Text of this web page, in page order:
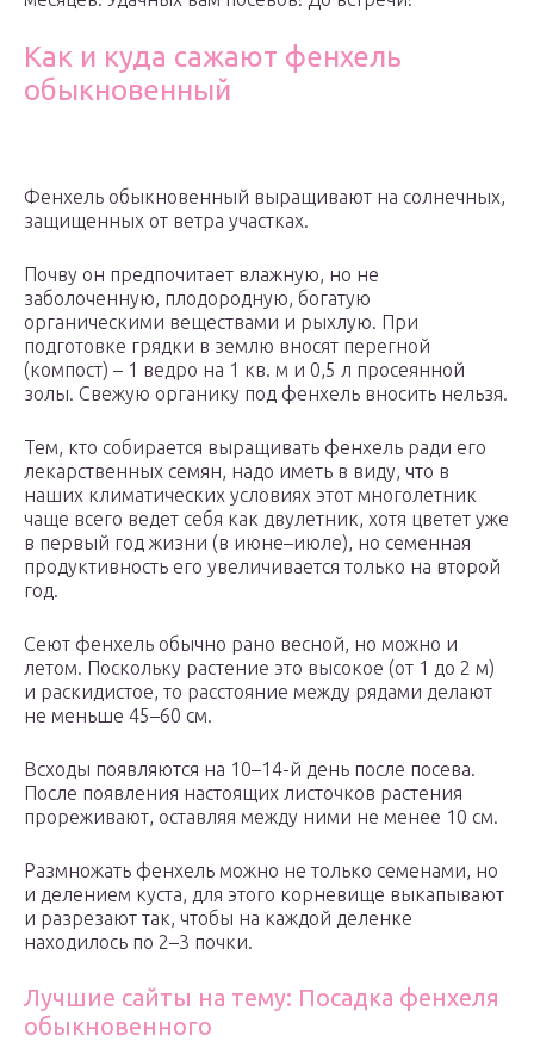
Как и куда сажают фенхель
обыкновенный
Фенхель обыкновенный выращивают на солнечных,
защищенных от ветра участках.
Почву он предпочитает влажную, но не
заболоченную, плодородную, богатую
органическими веществами и рыхлую. При
подготовке грядки в землю вносят перегной
(компост) – 1 ведро на 1 кв. м и 0,5 л просеянной
золы. Свежую органику под фенхель вносить нельзя.
Тем, кто собирается выращивать фенхель ради его
лекарственных семян, надо иметь в виду, что в
наших климатических условиях этот многолетник
чаще всего ведет себя как двулетник, хотя цветет уже
в первый год жизни (в июне–июле), но семенная
продуктивность его увеличивается только на второй
год.
Сеют фенхель обычно рано весной, но можно и
летом. Поскольку растение это высокое (от 1 до 2 м)
и раскидистое, то расстояние между рядами делают
не меньше 45–60 см.
Всходы появляются на 10–14-й день после посева.
После появления настоящих листочков растения
прореживают, оставляя между ними не менее 10 см.
Размножать фенхель можно не только семенами, но
и делением куста, для этого корневище выкапывают
и разрезают так, чтобы на каждой деленке
находилось по 2–3 почки.
Лучшие сайты на тему: Посадка фенхеля
обыкновенного